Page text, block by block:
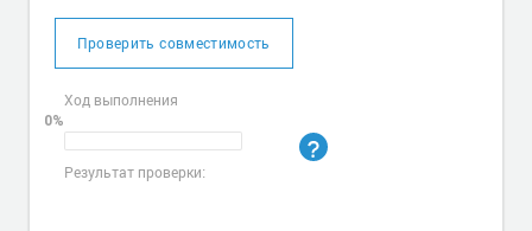
Проверить совместимость
Ход выполнения
0%
Результат проверки: